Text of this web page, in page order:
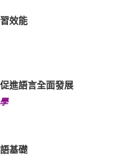
效能
語言全面發展
基礎